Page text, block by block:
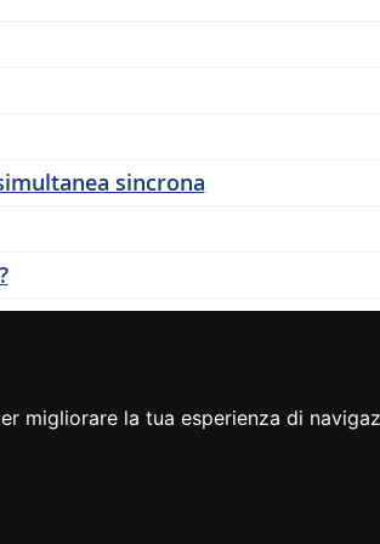
migliorare la tua esperienza di
sincrona